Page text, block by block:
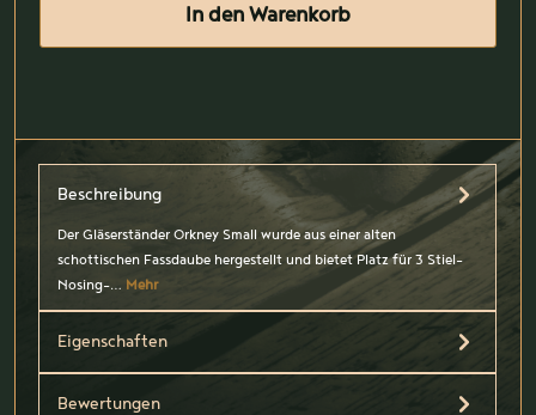
In den Warenkorb
Beschreibung
Der Gläserständer Orkney Small wurde aus einer alten
schottischen Fassdaube hergestellt und bietet Platz für 3 Stiel-
Nosing-… Mehr
Eigenschaften
Bewertungen